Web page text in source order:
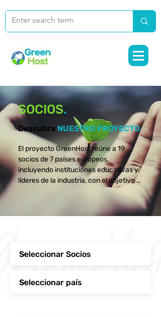
SOCIOS.
Descubra NUESTRO PROYECTO
El proyecto GreenHost reúne a 19
socios de 7 países europeos,
incluyendo instituciones educativas y
líderes de la industria, con el objetivo
sostenibles en la gestión del turismo y
la hotelería. Descubre a las personas y